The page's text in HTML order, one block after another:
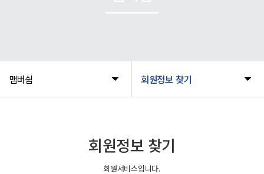
맴버쉽 회원정보 찾기
회원정보 찾기
회원서비스입니다.